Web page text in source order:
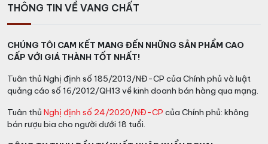
THÔNG TIN VỀ VANG CHẤT
CHÚNG TÔI CAM KẾT MANG ĐẾN NHỮNG SẢN PHẨM CAO
CẤP VỚI GIÁ THÀNH TỐT NHẤT!
Tuân thủ Nghị định số 185/2013/NĐ-CP của Chính phủ và luật
quảng cáo số 16/2012/QH13 về kinh doanh bán hàng qua mạng.
Tuân thủ Nghị định số 24/2020/NĐ-CP của Chính phủ: không
bán rượu bia cho người dưới 18 tuổi.